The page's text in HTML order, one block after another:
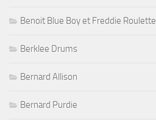
Benoit Blue Boy et Freddie Roulette
Berklee Drums
Bernard Allison
Bernard Purdie